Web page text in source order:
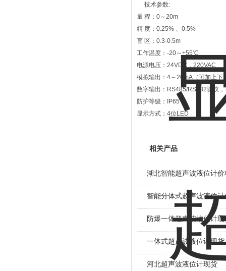
技术参数:
量 程：0～20m
精 度：0.25% 、0.5%
盲 区：0.3-0.5m
工作温度：-20～+55℃
电源电压：24VDC，220VAC
模拟输出：4～20mA（可加上下
数字输出：RS485/RS232协议
防护等级：IP65
显示方式：4位LED
相关产品
湖北智能超声波液位计价
智能分体式超声波液位
防爆一体超声波物位计现
一体式超声波液位计现货
河北超声波液位计现货